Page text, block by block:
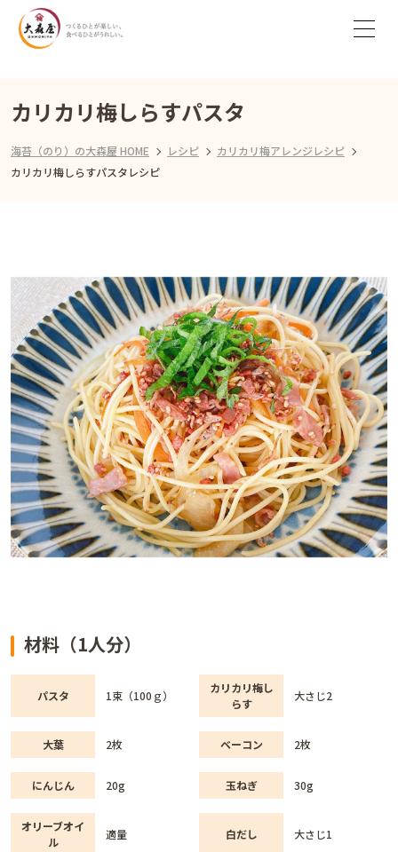
カリカリ梅しらすパスタ
海苔（のり）の大森屋 HOME レシピ
カリカリ梅アレンジレシピ
カリカリ梅しらすパスタレシピ
材料（1人分）
パスタ 1束（100ｇ）
カリカリ梅し
らす
大さじ2
大葉 2枚 ベーコン 2枚
にんじん 20g 玉ねぎ 30g
オリーブオイ
ル
適量 白だし 大さじ1